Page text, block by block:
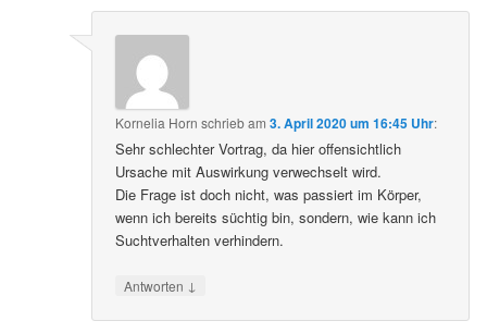
Kornelia Horn schriebam3. April 2020 um 16:45 Uhr:
Sehr schlechter Vortrag, da hier offensichtlich
Ursache mit Auswirkung verwechselt wird.
Die Frage ist doch nicht, was passiert im Körper,
wenn ich bereits süchtig bin, sondern, wie kann ich
Suchtverhalten verhindern.
Antworten ↓